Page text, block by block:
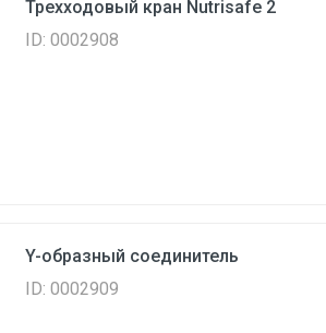
Трехходовый кран Nutrisafe 2
ID: 0002908
Y-образный соединитель
ID: 0002909